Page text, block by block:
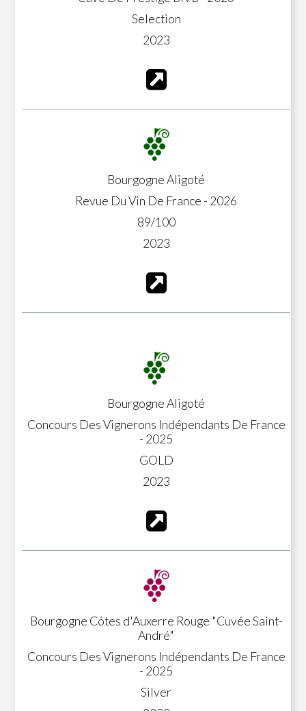
Selection
2023
Bourgogne Aligoté
Revue Du Vin De France - 2026
89/100
2023
Bourgogne Aligoté
Concours Des Vignerons Indépendants De France
- 2025
GOLD
2023
Bourgogne Côtes d'Auxerre Rouge "Cuvée Saint-
André"
Concours Des Vignerons Indépendants De France
- 2025
Silver